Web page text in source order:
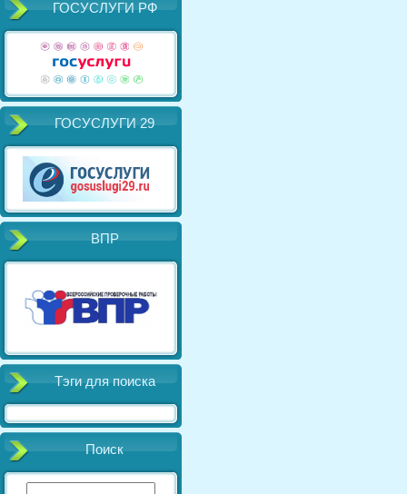
ГОСУСЛУГИ РФ
ГОСУСЛУГИ 29
ВПР
Тэги для поиска
Поиск